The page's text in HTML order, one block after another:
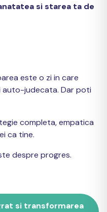
si starea ta de
este o zi in care
auto-judecata. Dar poti
completa, empatica
ca tine.
despre progres.
si transformarea